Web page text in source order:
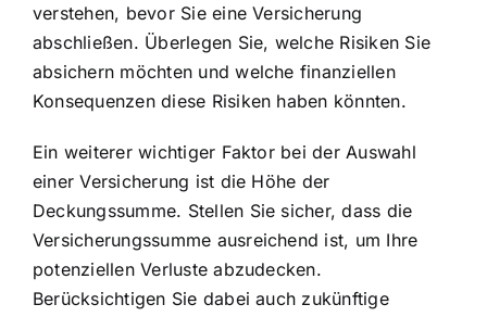
verstehen, bevor Sie eine Versicherung
abschließen. Überlegen Sie, welche Risiken Sie
absichern möchten und welche finanziellen
Konsequenzen diese Risiken haben könnten.
Ein weiterer wichtiger Faktor bei der Auswahl
einer Versicherung ist die Höhe der
Deckungssumme. Stellen Sie sicher, dass die
Versicherungssumme ausreichend ist, um Ihre
potenziellen Verluste abzudecken.
Berücksichtigen Sie dabei auch zukünftige